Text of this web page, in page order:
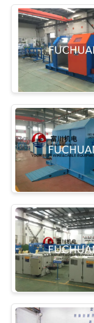
SITEMAP
PRIVACY
POLICY
που